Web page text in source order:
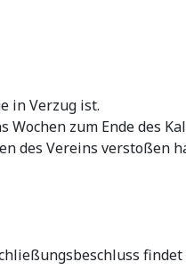
in Verzug ist.
zum Ende des
des Vereins verstoßen